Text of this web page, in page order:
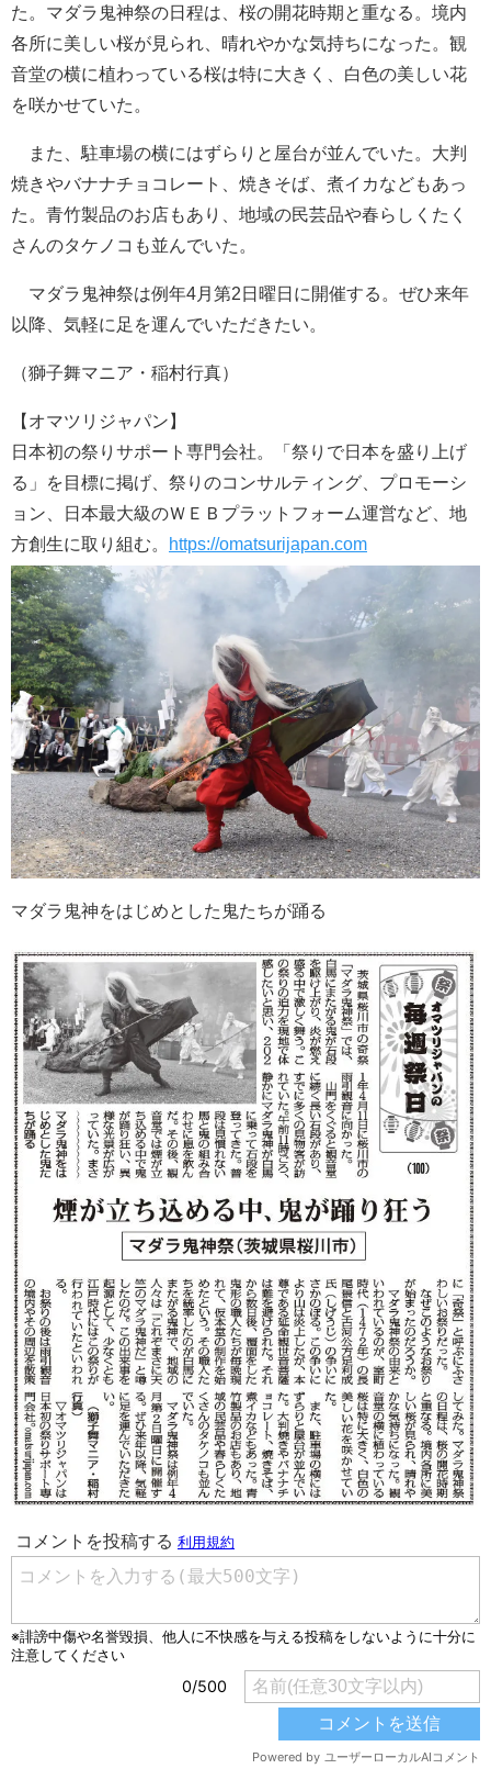
た。マダラ鬼神祭の日程は、桜の開花時期と重なる。境内
各所に美しい桜が見られ、晴れやかな気持ちになった。観
音堂の横に植わっている桜は特に大きく、白色の美しい花
を咲かせていた。
また、駐車場の横にはずらりと屋台が並んでいた。大判
焼きやバナナチョコレート、焼きそば、煮イカなどもあっ
た。青竹製品のお店もあり、地域の民芸品や春らしくたく
さんのタケノコも並んでいた。
マダラ鬼神祭は例年4月第2日曜日に開催する。ぜひ来年
以降、気軽に足を運んでいただきたい。
（獅子舞マニア・稲村行真）
【オマツリジャパン】
日本初の祭りサポート専門会社。「祭りで日本を盛り上げ
る」を目標に掲げ、祭りのコンサルティング、プロモーシ
ョン、日本最大級のＷＥＢプラットフォーム運営など、地
方創生に取り組む。
https://omatsurijapan.com
マダラ鬼神をはじめとした鬼たちが踊る